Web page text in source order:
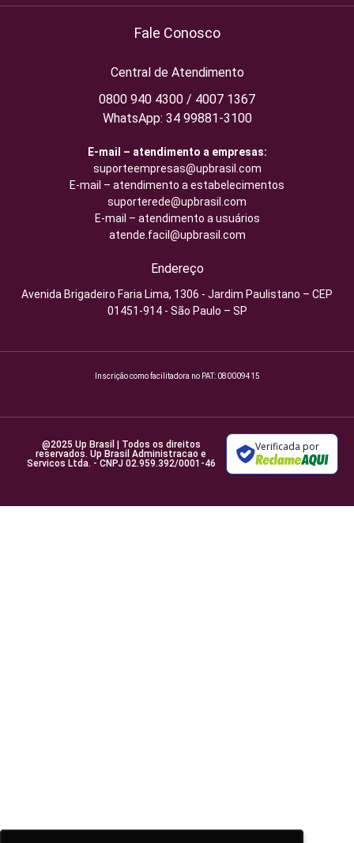
Fale Conosco
Central de Atendimento
0800 940 4300 / 4007 1367
WhatsApp: 34 99881-3100
E-mail – atendimento a empresas:
suporteempresas@upbrasil.com
E-mail – atendimento a estabelecimentos
suporterede@upbrasil.com
E-mail – atendimento a usuários
atende.facil@upbrasil.com
Endereço
Avenida Brigadeiro Faria Lima, 1306 - Jardim Paulistano – CEP
01451-914 - São Paulo – SP
Inscrição como facilitadora no PAT: 080009415
@2025 Up Brasil | Todos os direitos
reservados. Up Brasil Administracao e
Servicos Ltda. - CNPJ 02.959.392/0001-46
Verificada por